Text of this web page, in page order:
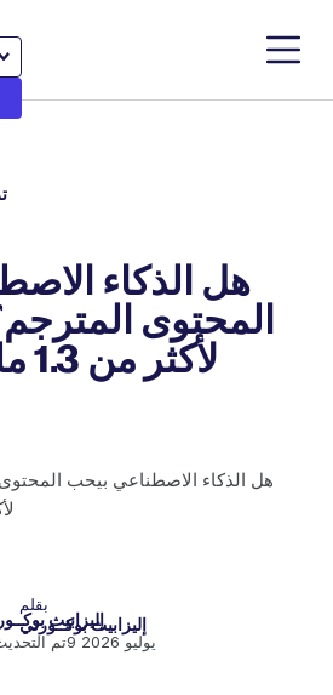
هل الذكاء
المحتوى
لأكثر من 1.3 مليون مرجع)
بقلم
إليزابيث بوكــورني
تم
9 يوليو 2026